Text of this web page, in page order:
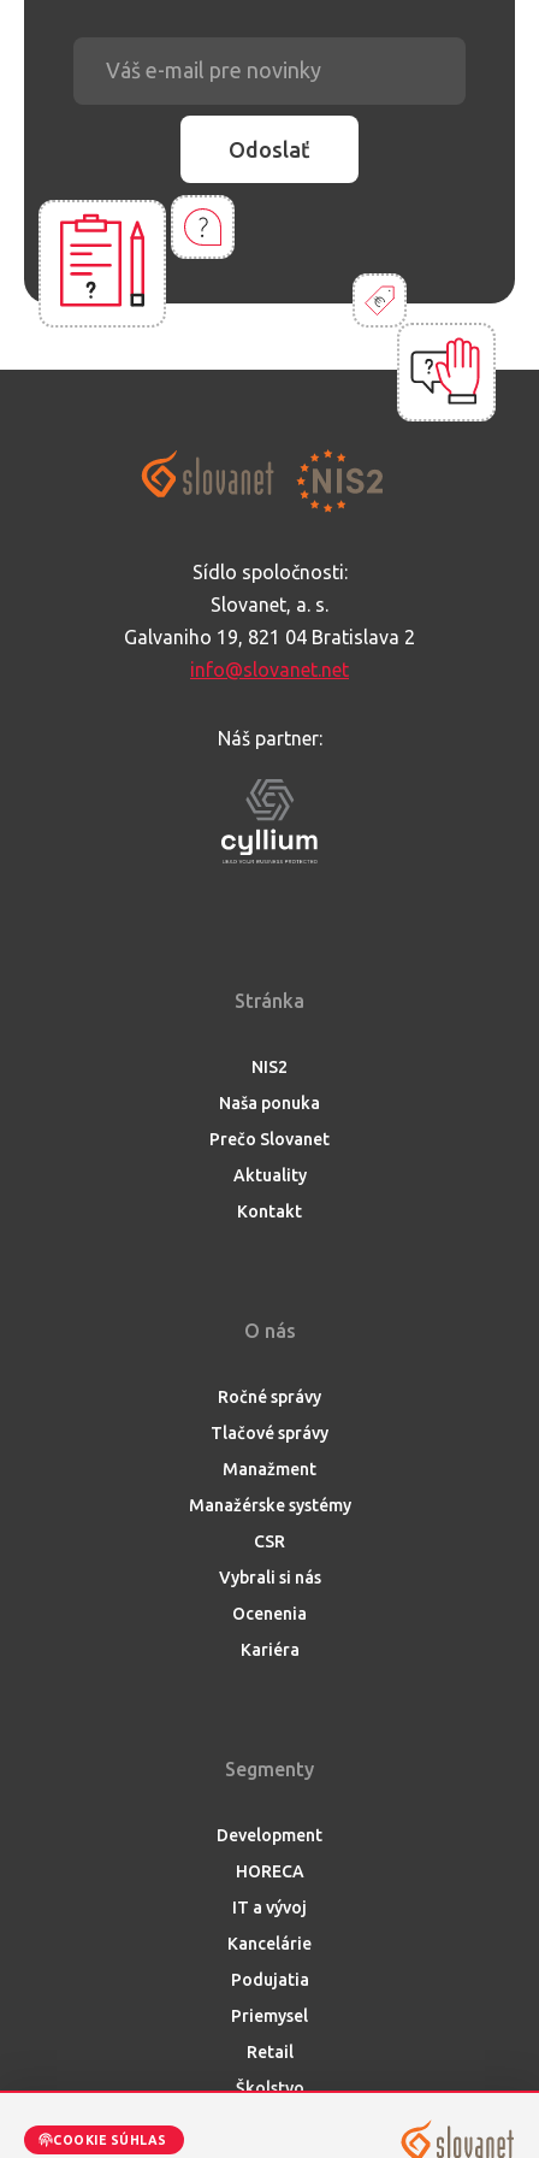
Sídlo spoločnosti:
Slovanet, a. s.
Galvaniho 19, 821 04 Bratislava 2
info@slovanet.net
Náš partner:
Stránka
NIS2
Naša ponuka
Prečo Slovanet
Aktuality
Kontakt
O nás
Ročné správy
Tlačové správy
Manažment
Manažérske systémy
CSR
Vybrali si nás
Ocenenia
Kariéra
Segmenty
Development
HORECA
IT a vývoj
Kancelárie
Podujatia
Priemysel
Retail
Školstvo
COOKIE SÚHLAS